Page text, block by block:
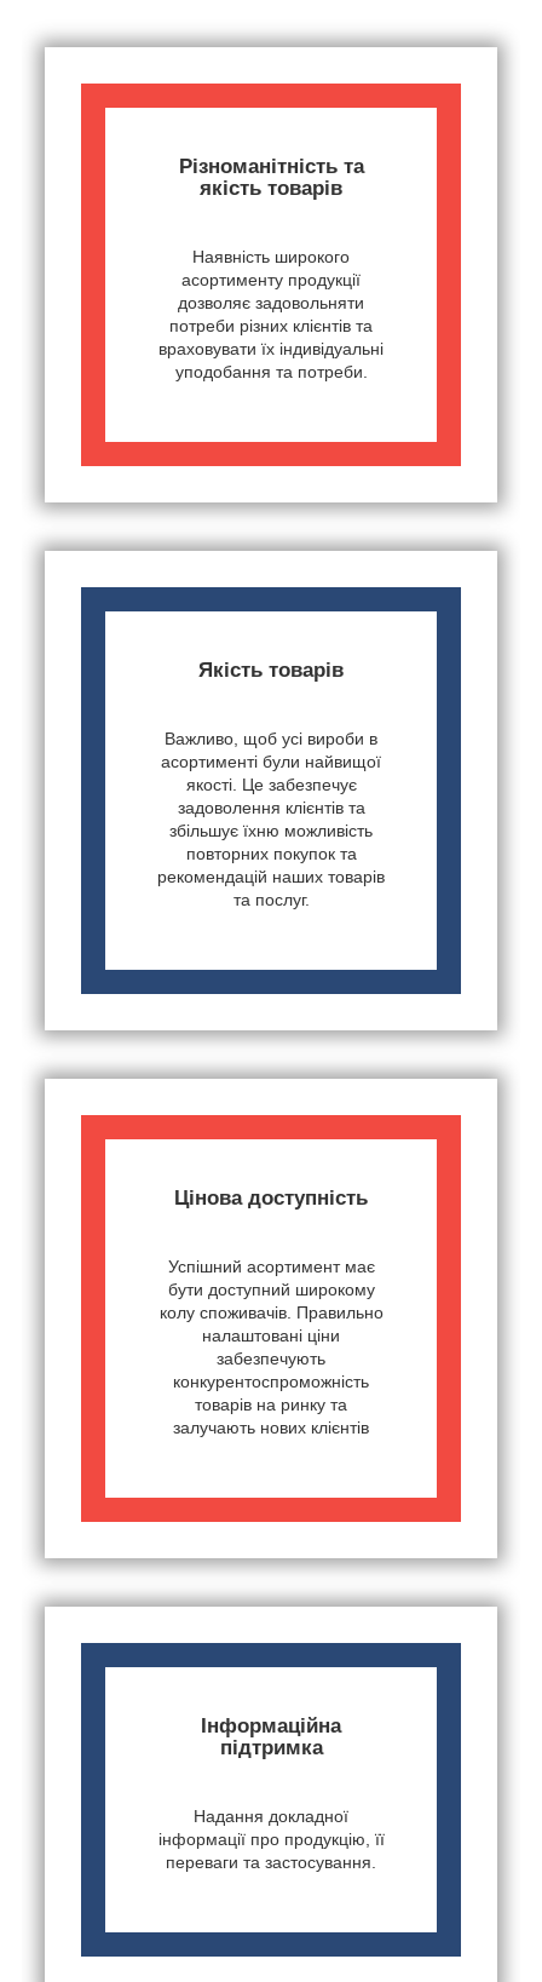
Різноманітність та
якість товарів
Наявність широкого
асортименту продукції
дозволяє задовольняти
потреби різних клієнтів та
враховувати їх індивідуальні
уподобання та потреби.
Якість товарів
Важливо, щоб усі вироби в
асортименті були найвищої
якості. Це забезпечує
задоволення клієнтів та
збільшує їхню можливість
повторних покупок та
рекомендацій наших товарів
та послуг.
Цінова доступність
Успішний асортимент має
бути доступний широкому
колу споживачів. Правильно
налаштовані ціни
забезпечують
конкурентоспроможність
товарів на ринку та
залучають нових клієнтів
Інформаційна
підтримка
Надання докладної
інформації про продукцію, її
переваги та застосування.